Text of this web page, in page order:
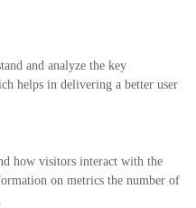
and analyze the key
helps in delivering a better user
how visitors interact with the
on metrics the number of